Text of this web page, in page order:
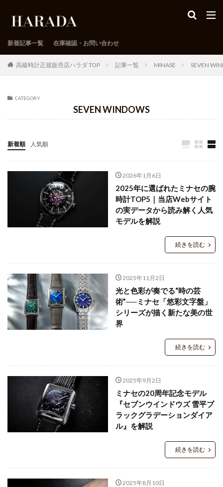
新着記事一覧 在庫確認・お問い合わせ
高級時計正規販売店ハラダ TOP 記事一覧 MINASE SEVEN
CATEGORY
SEVEN WINDOWS
新着順 人気順
2026年1月6日
2025年に選ばれたミナセの腕
時計TOP5｜当店Webサイト
の実データから読み解く人気
モデルを解説
続きを読む
2025年11月2日
光と色彩が奏でる“時の芸
術”──ミナセ「悠彩文字盤」
シリーズが描く新たな美の世
界
続きを読む
2025年9月2日
ミナセの20周年記念モデル
『セブンウインドウズ 雪平ブ
ラックグラデーションダイア
ル』を解説
続きを読む
2025年8月10日